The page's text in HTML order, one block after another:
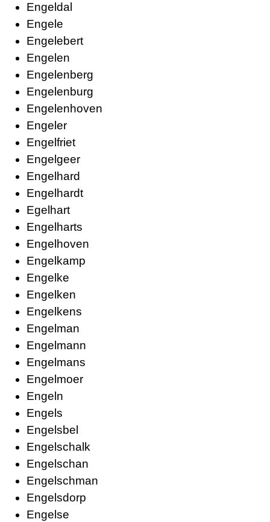
Engeldal
Engele
Engelebert
Engelen
Engelenberg
Engelenburg
Engelenhoven
Engeler
Engelfriet
Engelgeer
Engelhard
Engelhardt
Egelhart
Engelharts
Engelhoven
Engelkamp
Engelke
Engelken
Engelkens
Engelman
Engelmann
Engelmans
Engelmoer
Engeln
Engels
Engelsbel
Engelschalk
Engelschan
Engelschman
Engelsdorp
Engelse